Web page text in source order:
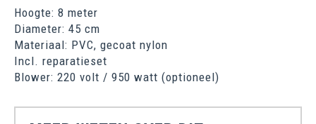
Hoogte: 8 meter
Diameter: 45 cm
Materiaal: PVC, gecoat nylon
Incl. reparatieset
Blower: 220 volt / 950 watt (optioneel)